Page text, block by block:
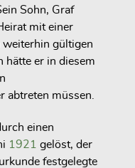
Sohn, Graf
mit einer
weiterhin gültigen
hätte er in diesem
abtreten müssen.
einen
1921 gelöst, der
festgelegte